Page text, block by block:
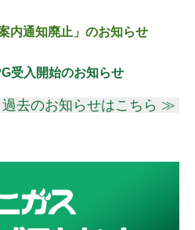
内通知廃止」のお知らせ
受入開始のお知らせ
過去のお知らせはこちら ≫